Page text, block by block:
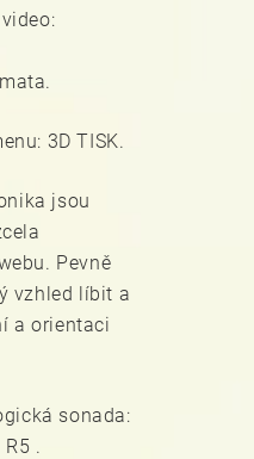
3D TISK.
jsou
Pevně
vzhled líbit a
a orientaci
sonada:
.